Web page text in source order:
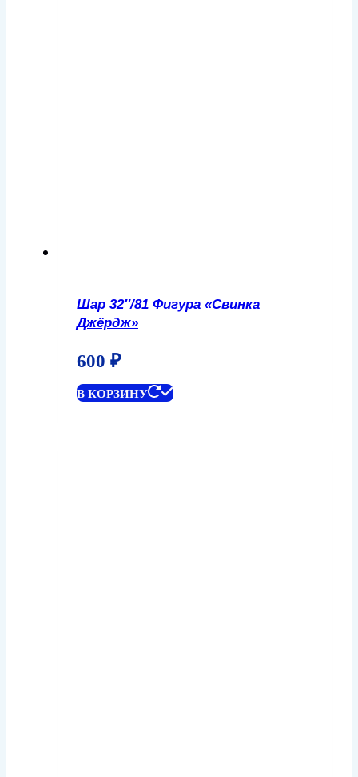
Шар 32″/81 Фигура «Свинка
Джёрдж»
600 ₽
В КОРЗИНУ